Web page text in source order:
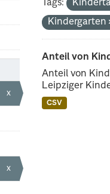
x
x
Tags:
Kindergarten
Anteil von
Anteil von
Leipziger
CSV